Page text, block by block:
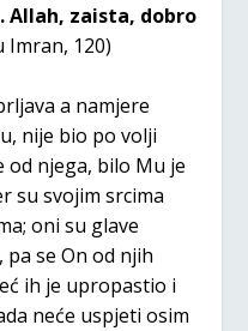
Allah, zaista, dobro
Imran, 120)
a namjere
nije bio po volji
od njega, bilo Mu je
su svojim srcima
oni su glave
se On od njih
ih je upropastio i
neće uspjeti osim